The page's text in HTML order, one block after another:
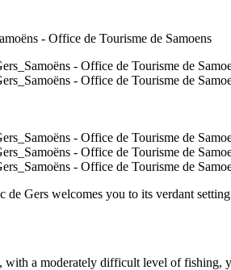
de Gers welcomes you to its verdant
with a moderately difficult level of